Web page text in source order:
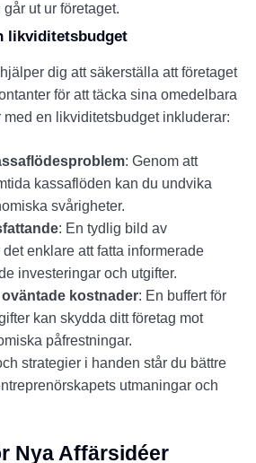
ut ur företaget.
likviditetsbudget
dig att säkerställa att företaget
för att täcka sina omedelbara
en likviditetsbudget inkluderar:
: Genom att
kassaflöden kan du undvika
svårigheter.
: En tydlig bild av
det enklare att fatta informerade
investeringar och utgifter.
kostnader: En buffert för
kan skydda ditt företag mot
påfrestningar.
strategier i handen står du bättre
utmaningar och
Nya Affärsidéer